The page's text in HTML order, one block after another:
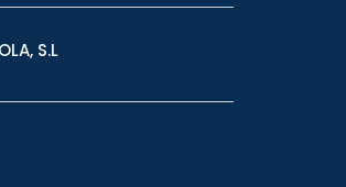
S.L